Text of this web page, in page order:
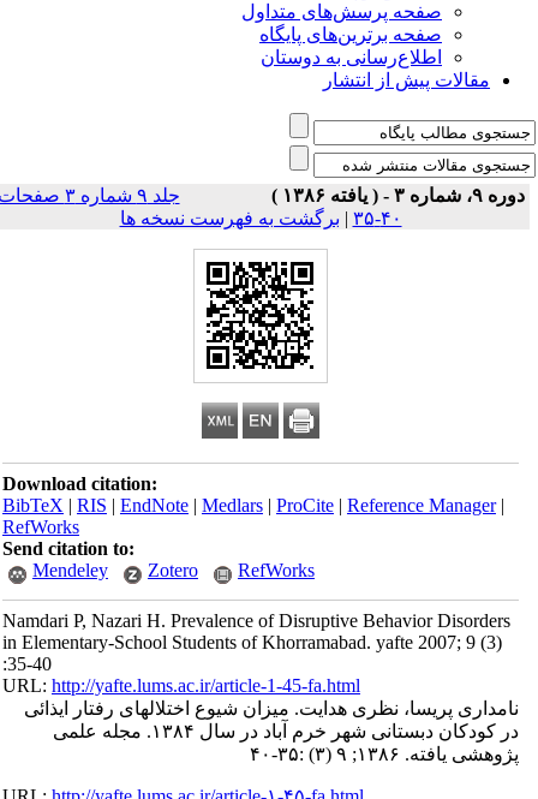
صفحه پرسش‌های متداول
صفحه برترین‌های پایگاه
اطلاع‌رسانی به دوستان
مقالات پیش از انتشار
دوره ۹، شماره ۳ - ( یافته ۱۳۸۶ )
جلد ۹ شماره ۳ صفحات
۴۰-۳۵
|برگشت به فهرست نسخه ها
Download citation:
BibTeX|RIS|EndNote|Medlars|ProCite|Reference Manager
RefWorks
Send citation to:
Mendeley
Zotero RefWorks
Namdari P, Nazari H. Prevalence of Disruptive Behavior Disorders
in Elementary-School Students of Khorramabad. yafte 2007; 9 (3)
:35-40
URL:http://yafte.lums.ac.ir/article-1-45-fa.html
نامداری پریسا، نظری هدایت. میزان شیوع اختلالهای رفتار ایذائی
در کودکان دبستانی شهر خرم آباد در سال ۱۳۸۴. مجله علمی
پژوهشی یافته. ۱۳۸۶; ۹ (۳) :۳۵-۴۰